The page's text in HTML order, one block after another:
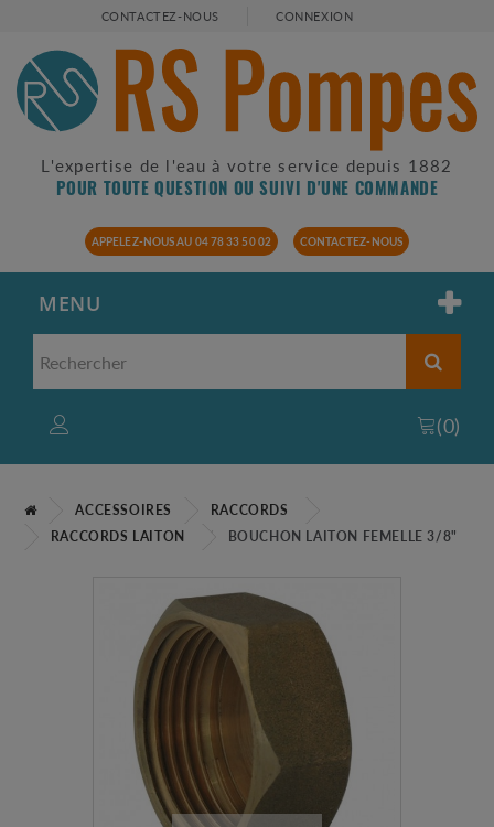
CONTACTEZ-NOUS CONNEXION
L'expertise de l'eau à votre service depuis 1882
POUR TOUTE QUESTION OU SUIVI D'UNE COMMANDE
APPELEZ-NOUS AU 04 78 33 50 02 CONTACTEZ-NOUS
MENU
(0)
ACCESSOIRES
RACCORDS
RACCORDS LAITON
BOUCHON LAITON FEMELLE 3/8"